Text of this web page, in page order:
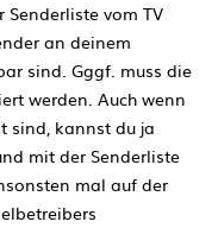
vom TV
an deinem
sind. Gggf. muss die
werden. Auch wenn
sind, kannst du ja
mit der Senderliste
mal auf der